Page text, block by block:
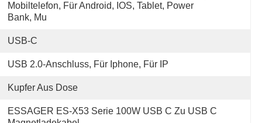
Mobiltelefon, Für Android, IOS, Tablet, Power
Bank, Mu
USB-C
USB 2.0-Anschluss, Für Iphone, Für IP
Kupfer Aus Dose
ESSAGER ES-X53 Serie 100W USB C Zu USB C